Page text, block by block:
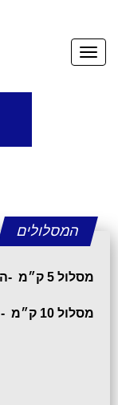
המסלולים
מסלול 5 ק״מ -הקפה אחת
מסלול 10 ק״מ - 2 הקפות של מקצה 5 ק״מ